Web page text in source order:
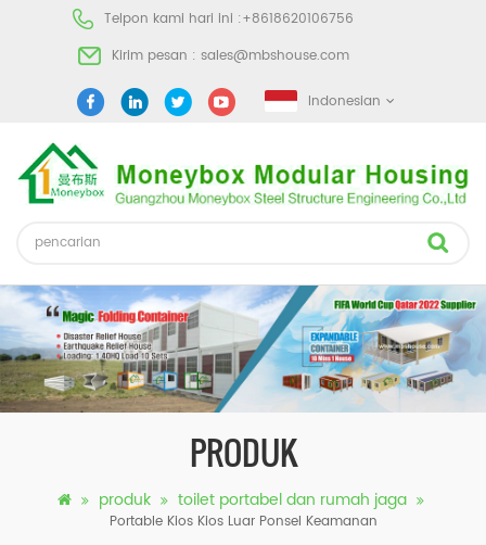
Telpon kami hari ini :+8618620106756
Kirim pesan : sales@mbshouse.com
Indonesian
PRODUK
produk toilet portabel dan rumah jaga
Portable Kios Kios Luar Ponsel Keamanan